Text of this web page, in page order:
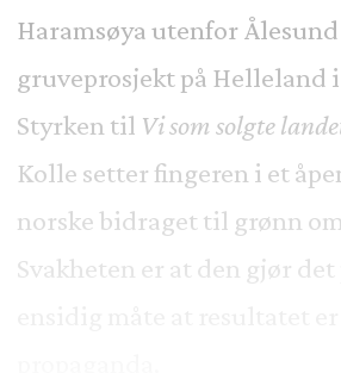
Haramsøya utenfor
gruveprosjekt på Helleland
Styrken til Vi som solgte
Kolle setter fingeren i et
norske bidraget til grønn
Svakheten er at den gjør det